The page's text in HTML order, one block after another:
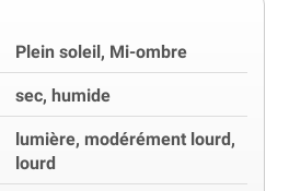
Plein soleil, Mi-ombre
sec, humide
lumière, modérément lourd,
lourd